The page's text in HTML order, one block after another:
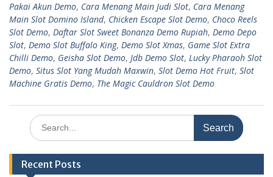
Pakai Akun Demo, Cara Menang Main Judi Slot, Cara Menang
Main Slot Domino Island, Chicken Escape Slot Demo, Choco Reels
Slot Demo, Daftar Slot Sweet Bonanza Demo Rupiah, Demo Depo
Slot, Demo Slot Buffalo King, Demo Slot Xmas, Game Slot Extra
Chilli Demo, Geisha Slot Demo, Jdb Demo Slot, Lucky Pharaoh Slot
Demo, Situs Slot Yang Mudah Maxwin, Slot Demo Hot Fruit, Slot
Machine Gratis Demo, The Magic Cauldron Slot Demo
Search
for:
Recent Posts